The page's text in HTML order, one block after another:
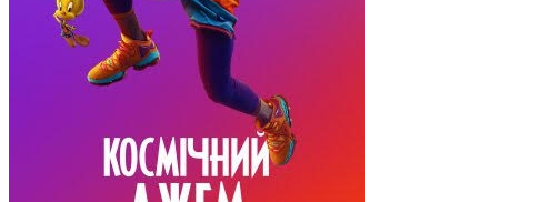
собі допомогти
Як підготувати дитину до